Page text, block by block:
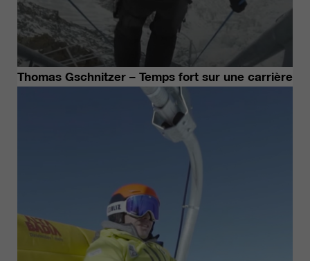
Thomas Gschnitzer – Temps fort sur une carrière